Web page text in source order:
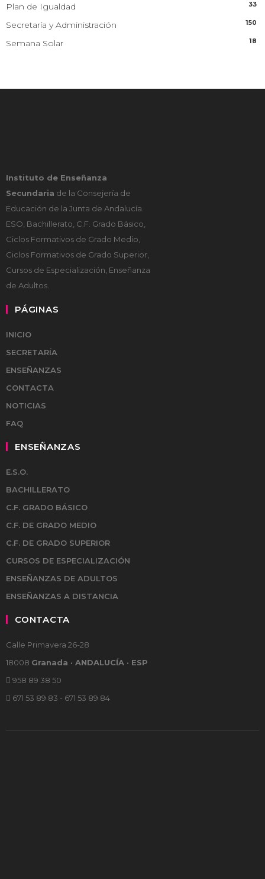
Plan de Igualdad 33
Secretaría y Administración 150
Semana Solar 18
Instituto de Enseñanza
Secundaria de la Consejería de
Educación de la Junta de Andalucía.
ESO, Bachillerato, C.F. Grado Básico,
Ciclos Formativos de Grado Medio,
Ciclos Formativos de Grado Superior,
Cursos de Especialización, Enseñanza
de Adultos.
PÁGINAS
INICIO
SECRETARÍA
ENSEÑANZAS
CONTACTA
NOTICIAS
FAQ
ENSEÑANZAS
E.S.O.
BACHILLERATO
C.F. GRADO BÁSICO
C.F. DE GRADO MEDIO
C.F. DE GRADO SUPERIOR
CURSOS DE ESPECIALIZACIÓN
ENSEÑANZAS DE ADULTOS
ENSEÑANZAS A DISTANCIA
CONTACTA
Calle Primavera 26-28
18008 Granada · ANDALUCÍA · ESP
958 89 38 50
671 53 89 83 - 671 53 89 84